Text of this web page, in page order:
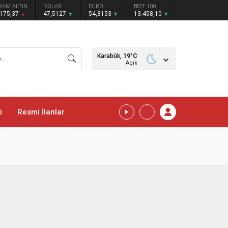
ALTIN DOLAR
47,5127
EURO
54,8153
BIST 100
13.458,10
Karabük, 19°C
Açık
Resmi İlanlar